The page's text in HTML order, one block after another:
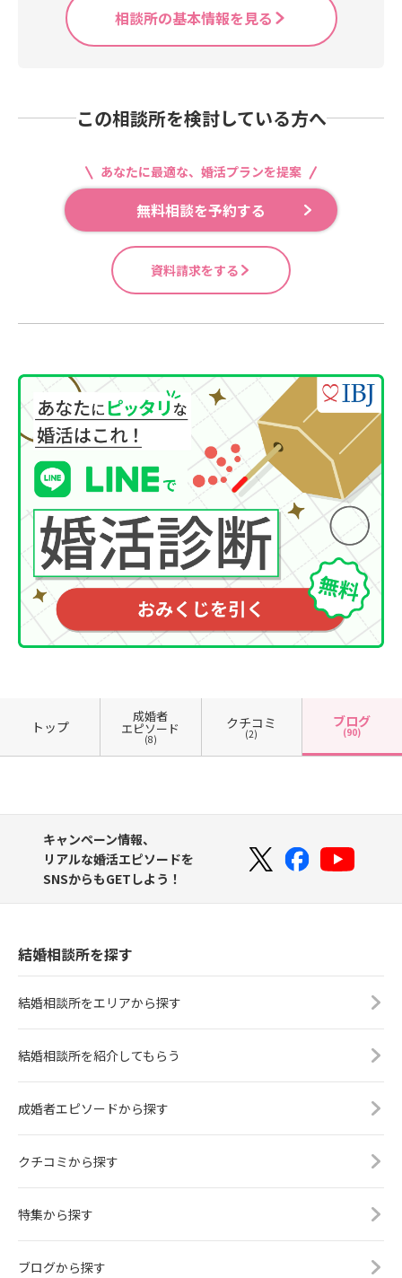
相談所の基本情報を見る
この相談所を検討している方へ
あなたに最適な、婚活プランを提案
無料相談を予約する
資料請求をする
トップ
成婚者
エピソード
(8)
クチコミ
(2)
ブログ
(90)
キャンペーン情報、
リアルな婚活エピソードを
SNSからもGETしよう！
結婚相談所を探す
結婚相談所をエリアから探す
結婚相談所を紹介してもらう
成婚者エピソードから探す
クチコミから探す
特集から探す
ブログから探す